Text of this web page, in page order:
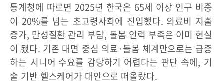
통계청에 따르면 2025년 한국은 65세 이상 인구 비중
이 20%를 넘는 초고령사회에 진입했다. 의료비 지출
증가, 만성질환 관리 부담, 돌봄 인력 부족은 이미 현실
이 됐다. 기존 대면 중심 의료·돌봄 체계만으로는 급증
하는 시니어 수요를 감당하기 어렵다는 판단 속에, 기
술 기반 헬스케어가 대안으로 떠올랐다.